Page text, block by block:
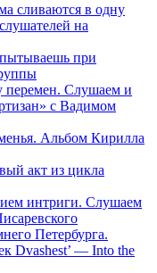
сливаются в одну
на
при
перемен. Слушаем и
с Вадимом
Альбом Кирилла
акт из цикла
интриги. Слушаем
Петербурга.
Dvashest’ — Into the